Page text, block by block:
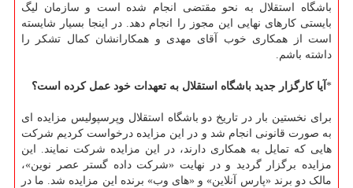
باشگاه استقلال به نحو مقتضی انجام شده است و سازمان لیگ
بایستی کارهای نهایی این مجوز را انجام دهد. در اینجا بسیار شایسته
است از همکاری خوب آقای مهدی و همکارانشان کمال تشکر را
داشته باشم.
* آیا کارگزار جدید باشگاه استقلال به تعهدات خود عمل کرده است؟
برای نخستین بار در تاریخ دو باشگاه استقلال وپرسپولیس مزایده ای
به صورت قانونی انجام شد و در این مزایده درخواست کردیم شرکت
هایی که تمایل به همکاری دارند، در این مزایده شرکت نمایند. این
مزایده برگزار گردید و در نهایت «شرکت داده گستر عصر نوین»،
مالک دو برند «پارس آنلاین» و «های وب» برنده این مزایده شد. ما در